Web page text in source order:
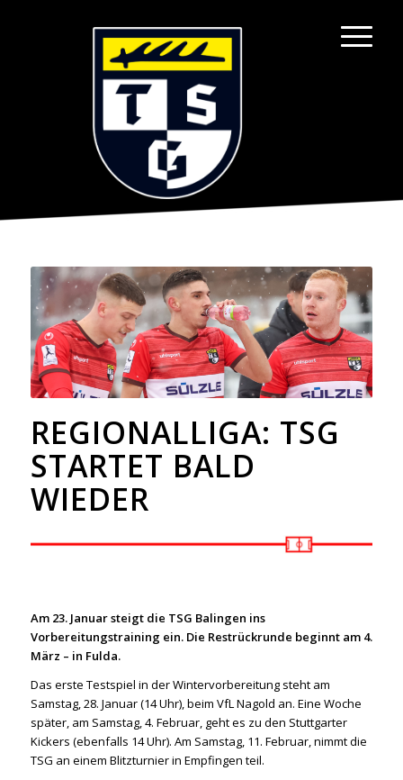
REGIONALLIGA: TSG
STARTET BALD
WIEDER
Am 23. Januar steigt die TSG Balingen ins
Vorbereitungstraining ein. Die Restrückrunde beginnt am 4.
März – in Fulda.
Das erste Testspiel in der Wintervorbereitung steht am
Samstag, 28. Januar (14 Uhr), beim VfL Nagold an. Eine Woche
später, am Samstag, 4. Februar, geht es zu den Stuttgarter
Kickers (ebenfalls 14 Uhr). Am Samstag, 11. Februar, nimmt die
TSG an einem Blitzturnier in Empfingen teil.